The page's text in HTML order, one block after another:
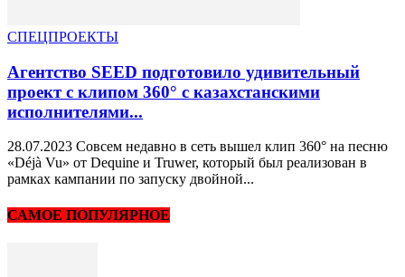
СПЕЦПРОЕКТЫ
Агентство SEED подготовило удивительный
проект с клипом 360° с казахстанскими
исполнителями...
28.07.2023 Совсем недавно в сеть вышел клип 360° на песню
«Déjà Vu» от Dequine и Truwer, который был реализован в
рамках кампании по запуску двойной...
САМОЕ ПОПУЛЯРНОЕ